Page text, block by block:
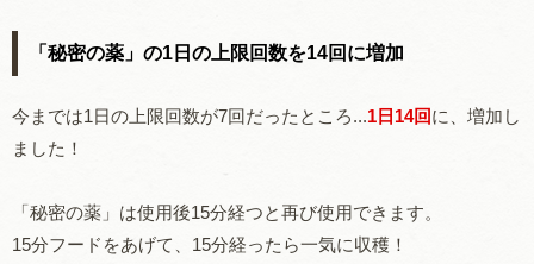
「秘密の薬」の1日の上限回数を14回に増加
今までは1日の上限回数が7回だったところ...1日14回に、増加し
ました！
「秘密の薬」は使用後15分経つと再び使用できます。
15分フードをあげて、15分経ったら一気に収穫！